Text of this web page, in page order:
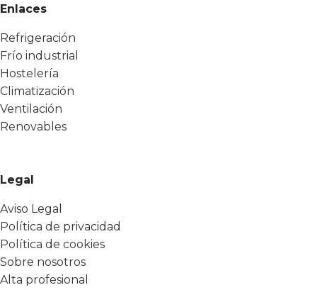
Enlaces
Refrigeración
Frío industrial
Hostelería
Climatización
Ventilación
Renovables
Legal
Aviso Legal
Política de privacidad
Política de cookies
Sobre nosotros
Alta profesional